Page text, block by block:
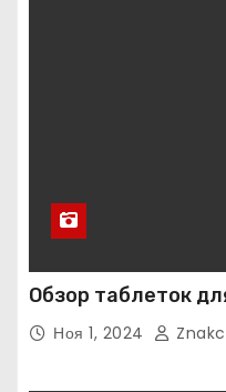
Обзор таблеток
Ноя 1, 2024